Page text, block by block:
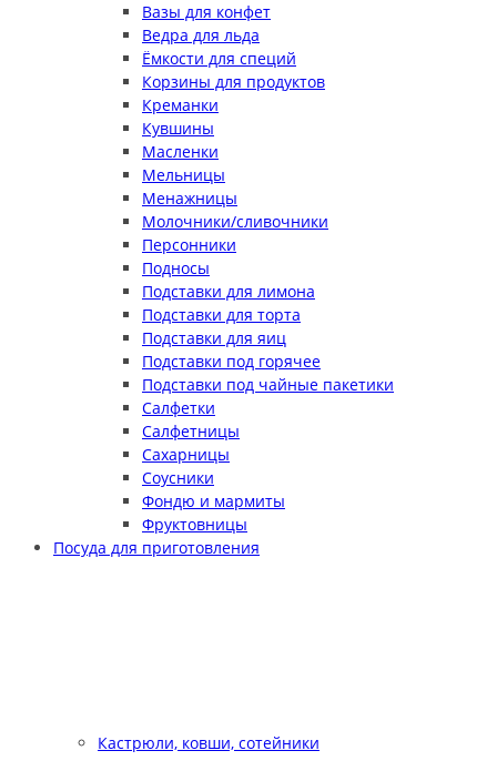
Вазы для конфет
Ведра для льда
Ёмкости для специй
Корзины для продуктов
Креманки
Кувшины
Масленки
Мельницы
Менажницы
Молочники/сливочники
Персонники
Подносы
Подставки для лимона
Подставки для торта
Подставки для яиц
Подставки под горячее
Подставки под чайные пакетики
Салфетки
Салфетницы
Сахарницы
Соусники
Фондю и мармиты
Фруктовницы
Посуда для приготовления
Кастрюли, ковши, сотейники